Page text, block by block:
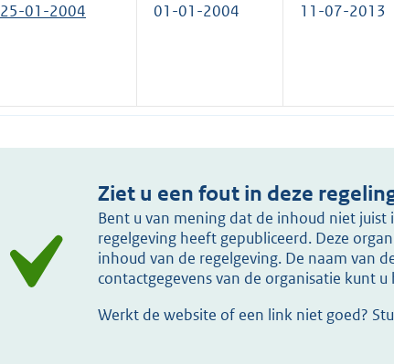
25-01-2004 01-01-2004 11-07-2013
Ziet u een fout in deze
Bent u van mening dat de inhoud niet
regelgeving heeft gepubliceerd. Deze
inhoud van de regelgeving. De naam van
contactgegevens van de organisatie kunt
Werkt de website of een link niet goed?